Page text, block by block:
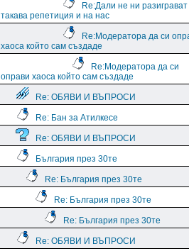
Re:Дали не ни разиграват
такава репетиция и на нас
Re:Модератора да си
хаоса който сам създаде
Re:Модератора да си
оправи хаоса който сам създаде
Re: ОБЯВИ И ВЪПРОСИ
Re: Бан за Атилкесе
Re: ОБЯВИ И ВЪПРОСИ
България през 30те
Re: България през 30те
Re: България през 30те
Re: България през 30те
Re: ОБЯВИ И ВЪПРОСИ